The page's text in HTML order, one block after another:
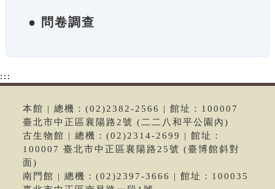
● 問卷調查
:::
本館 | 總機：(02)2382-2566 | 館址：100007
臺北市中正區襄陽路2號 (二二八和平公園內)
古生物館 | 總機：(02)2314-2699 | 館址：
100007 臺北市中正區襄陽路25號 (臺博館斜對
面)
南門館 | 總機：(02)2397-3666 | 館址：100035